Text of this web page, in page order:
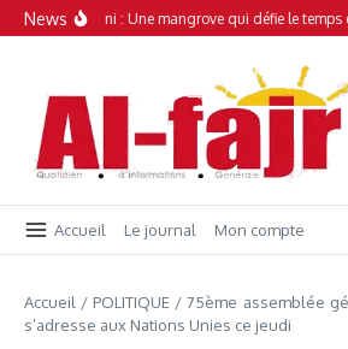
Aller au contenu
News
Simamboini : Une mangrove qui défie le temps
Accueil Le journal Mon compte
Accueil / POLITIQUE /75ème assemblée
s’adresse aux Nations Unies ce jeudi